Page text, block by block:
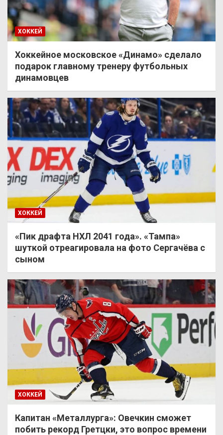
ХОККЕЙ
Хоккейное московское «Динамо» сделало
подарок главному тренеру футбольных
динамовцев
ХОККЕЙ
«Пик драфта НХЛ 2041 года». «Тампа»
шуткой отреагировала на фото Сергачёва с
сыном
ХОККЕЙ
Капитан «Металлурга»: Овечкин сможет
побить рекорд Гретцки, это вопрос времени